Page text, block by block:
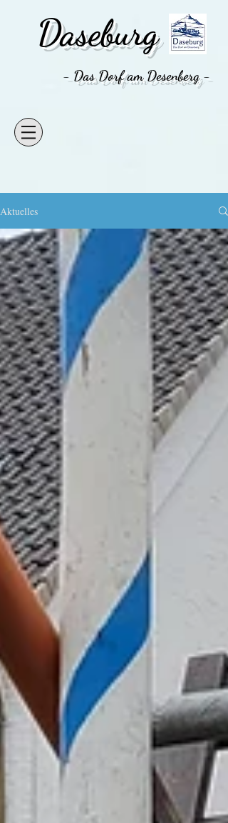
Daseburg
- Das Dorf am Desenberg -
Aktuelles